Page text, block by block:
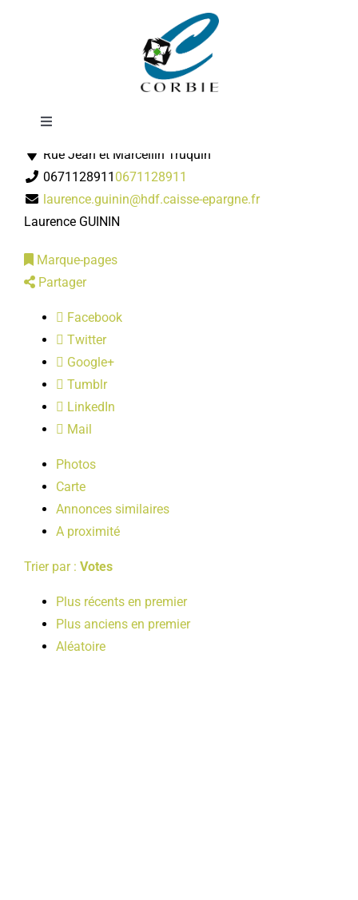
Toggle
Mairie
DÉMARCHES ADMINISTRATIVES
SERVICES MUNICIPAUX
PRATIQUE
PUBLICATIONS
Caisse d'épargne
Rue Jean et Marcellin Truquin
0671128911 0671128911
laurence.guinin@hdf.caisse-epargne.fr
Laurence GUININ
Marque-pages
Partager
Facebook
Twitter
Google+
Tumblr
LinkedIn
Mail
Photos
Carte
Annonces similaires
A proximité
Trier par : Votes
Plus récents en premier
Plus anciens en premier
Aléatoire